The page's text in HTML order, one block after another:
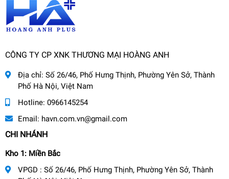
CÔNG TY CP XNK THƯƠNG MẠI HOÀNG ANH
Địa chỉ: Số 26/46, Phố Hưng Thịnh, Phường Yên Sở, Thành
Phố Hà Nội, Việt Nam
Hotline: 0966145254
Email: havn.com.vn@gmail.com
CHI NHÁNH
Kho 1: Miền Bắc
VPGD : Số 26/46, Phố Hưng Thịnh, Phường Yên Sở, Thành